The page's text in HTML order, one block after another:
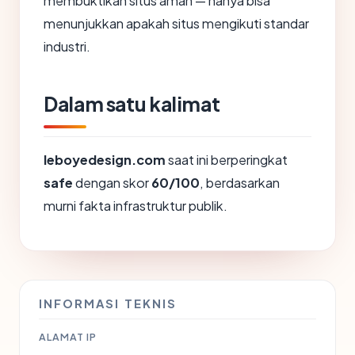
menunjukkan apakah situs mengikuti standar
industri.
Dalam satu kalimat
leboyedesign.comsaat ini berperingkat
safedengan skor60/100, berdasarkan
murni fakta infrastruktur publik.
INFORMASI TEKNIS
ALAMAT IP